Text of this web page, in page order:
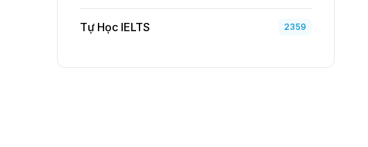
Tự Học IELTS 2359